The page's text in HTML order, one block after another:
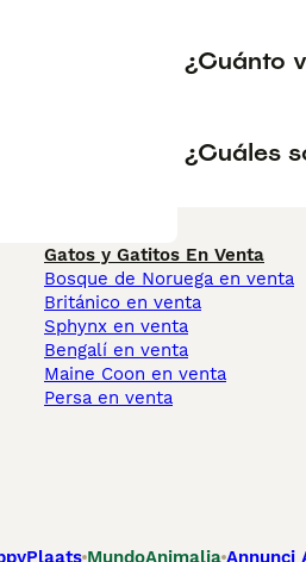
¿Cuánto
¿Cuáles
Gatos y Gatitos En Venta
Bosque de Noruega en venta
Británico en venta
Sphynx en venta
Bengalí en venta
Maine Coon en venta
Persa en venta
MundoAnimalia Annunci